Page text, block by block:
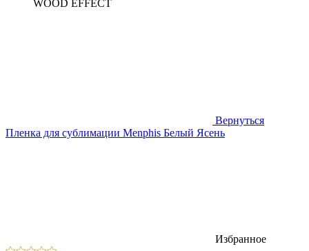
WOOD EFFECT
Вернуться
Пленка для сублимации Menphis Белый Ясень
Избранное